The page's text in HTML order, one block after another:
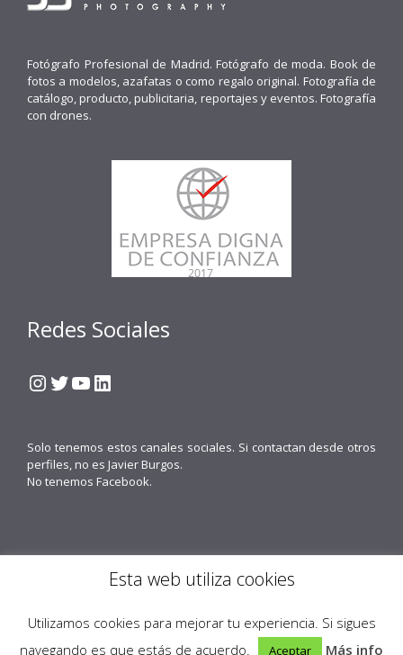
Fotógrafo Profesional de Madrid. Fotógrafo de moda. Book de
fotos a modelos, azafatas o como regalo original. Fotografía de
catálogo, producto, publicitaria, reportajes y eventos. Fotografía
con drones.
Redes Sociales
Instagram
Twitter
YouTube
LinkedIn
Solo tenemos estos canales sociales. Si contactan desde otros
perfiles, no es Javier Burgos.
No tenemos Facebook.
Contacto Política de cookies
Política de Privacidad
Obenus Servicios Digitales
© 2026 Javier Burgos Fotógrafo® -Obenus Servicios Digitales
Esta web utiliza cookies
Utilizamos cookies para mejorar tu experiencia. Si sigues
navegando es que estás de acuerdo.
Aceptar Más info